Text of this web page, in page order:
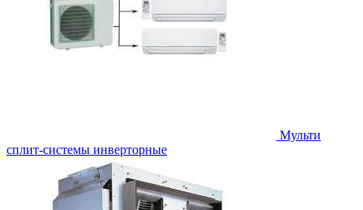
Мульти
сплит-системы инверторные